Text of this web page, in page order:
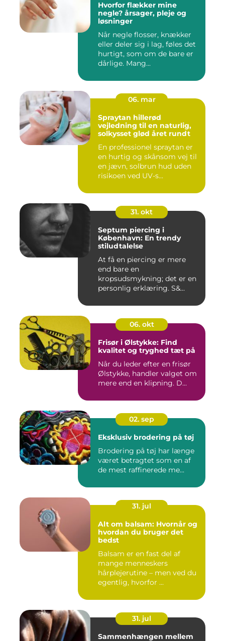
Hvorfor flækker mine
negle? årsager, pleje og
løsninger
Når negle flosser, knækker
eller deler sig i lag, føles det
hurtigt, som om de bare er
dårlige. Mang...
06. mar
Spraytan hillerød
vejledning til en naturlig,
solkysset glød året rundt
En professionel spraytan er
en hurtig og skånsom vej til
en jævn, solbrun hud uden
risikoen ved UV-s...
31. okt
Septum piercing i
København: En trendy
stiludtalelse
At få en piercing er mere
end bare en
kropsudsmykning; det er en
personlig erklæring. S&...
06. okt
Frisør i Ølstykke: Find
kvalitet og tryghed tæt på
Når du leder efter en frisør
Ølstykke, handler valget om
mere end en klipning. D...
02. sep
Eksklusiv brodering på tøj
Brodering på tøj har længe
været betragtet som en af
de mest raffinerede me...
31. jul
Alt om balsam: Hvornår og
hvordan du bruger det
bedst
Balsam er en fast del af
mange menneskers
hårplejerutine – men ved du
egentlig, hvorfor ...
31. jul
Sammenhængen mellem